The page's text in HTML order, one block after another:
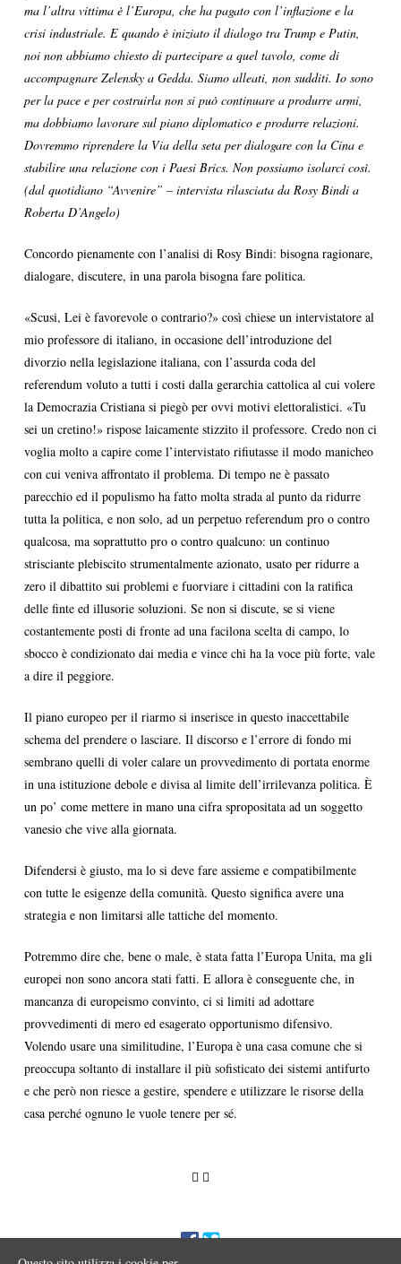
ma l’altra vittima è l’Europa, che ha pagato con l’inflazione e la
crisi industriale. E quando è iniziato il dialogo tra Trump e Putin,
noi non abbiamo chiesto di partecipare a quel tavolo, come di
accompagnare Zelensky a Gedda. Siamo alleati, non sudditi. Io sono
per la pace e per costruirla non si può continuare a produrre armi,
ma dobbiamo lavorare sul piano diplomatico e produrre relazioni.
Dovremmo riprendere la Via della seta per dialogare con la Cina e
stabilire una relazione con i Paesi Brics. Non possiamo isolarci così.
(dal quotidiano “Avvenire” – intervista rilasciata da Rosy Bindi a
Roberta D’Angelo)
Concordo pienamente con l’analisi di Rosy Bindi: bisogna ragionare,
dialogare, discutere, in una parola bisogna fare politica.
«Scusi, Lei è favorevole o contrario?» così chiese un intervistatore al
mio professore di italiano, in occasione dell’introduzione del
divorzio nella legislazione italiana, con l’assurda coda del
referendum voluto a tutti i costi dalla gerarchia cattolica al cui volere
la Democrazia Cristiana si piegò per ovvi motivi elettoralistici. «Tu
sei un cretino!» rispose laicamente stizzito il professore. Credo non ci
voglia molto a capire come l’intervistato rifiutasse il modo manicheo
con cui veniva affrontato il problema. Di tempo ne è passato
parecchio ed il populismo ha fatto molta strada al punto da ridurre
tutta la politica, e non solo, ad un perpetuo referendum pro o contro
qualcosa, ma soprattutto pro o contro qualcuno: un continuo
strisciante plebiscito strumentalmente azionato, usato per ridurre a
zero il dibattito sui problemi e fuorviare i cittadini con la ratifica
delle finte ed illusorie soluzioni. Se non si discute, se si viene
costantemente posti di fronte ad una facilona scelta di campo, lo
sbocco è condizionato dai media e vince chi ha la voce più forte, vale
a dire il peggiore.
Il piano europeo per il riarmo si inserisce in questo inaccettabile
schema del prendere o lasciare. Il discorso e l’errore di fondo mi
sembrano quelli di voler calare un provvedimento di portata enorme
in una istituzione debole e divisa al limite dell’irrilevanza politica. È
un po’ come mettere in mano una cifra spropositata ad un soggetto
vanesio che vive alla giornata.
Difendersi è giusto, ma lo si deve fare assieme e compatibilmente
con tutte le esigenze della comunità. Questo significa avere una
strategia e non limitarsi alle tattiche del momento.
Potremmo dire che, bene o male, è stata fatta l’Europa Unita, ma gli
europei non sono ancora stati fatti. E allora è conseguente che, in
mancanza di europeismo convinto, ci si limiti ad adottare
provvedimenti di mero ed esagerato opportunismo difensivo.
Volendo usare una similitudine, l’Europa è una casa comune che si
preoccupa soltanto di installare il più sofisticato dei sistemi antifurto
e che però non riesce a gestire, spendere e utilizzare le risorse della
casa perché ognuno le vuole tenere per sé.